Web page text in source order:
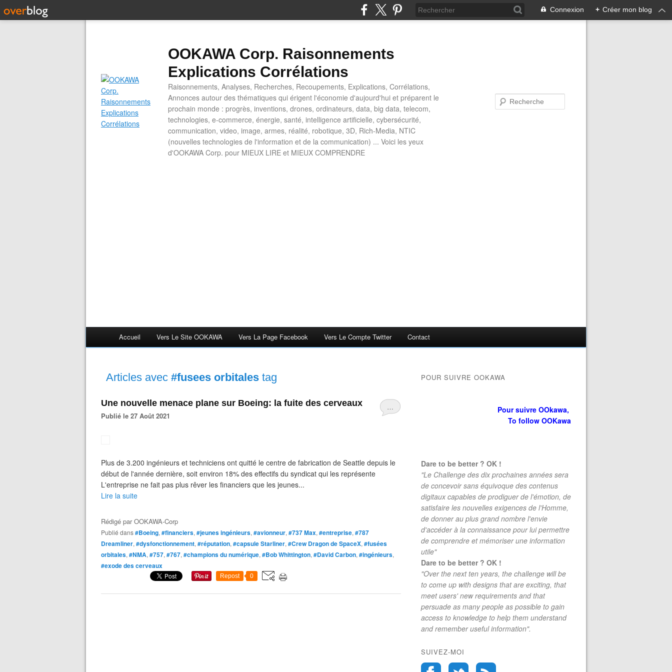
Connexion + Créer mon blog
OOKAWA Corp. Raisonnements
Explications Corrélations
Raisonnements, Analyses, Recherches, Recoupements, Explications, Corrélations,
Annonces autour des thématiques qui érigent l'économie d'aujourd'hui et préparent le
prochain monde : progrès, inventions, drones, ordinateurs, data, big data, telecom,
technologies, e-commerce, énergie, santé, intelligence artificielle, cybersécurité,
communication, video, image, armes, réalité, robotique, 3D, Rich-Media, NTIC
(nouvelles technologies de l'information et de la communication) ... Voici les yeux
d'OOKAWA Corp. pour MIEUX LIRE et MIEUX COMPRENDRE
Accueil Vers Le Site OOKAWA Vers La Page Facebook Vers Le Compte Twitter Contact
Articles avec #fusees orbitales tag
…
Une nouvelle menace plane sur Boeing: la fuite des cerveaux
Publié le 27 Août 2021
Plus de 3.200 ingénieurs et techniciens ont quitté le centre de fabrication de Seattle depuis le
début de l'année dernière, soit environ 18% des effectifs du syndicat qui les représente
L'entreprise ne fait pas plus rêver les financiers que les jeunes...
Lire la suite
Rédigé parOOKAWA-Corp
Publié dans#Boeing, #financiers, #jeunes ingénieurs, #avionneur, #737 Max, #entreprise, #787
Dreamliner, #dysfonctionnement, #réputation, #capsule Starliner, #Crew Dragon de SpaceX, #fusées
orbitales, #NMA, #757, #767, #champions du numérique, #Bob Whittington, #David Carbon, #ingénieurs,
#exode des cerveaux
Repost 0
POUR SUIVRE OOKAWA
Pour suivre OOkawa,
To follow OOKawa
Dare to be better ? OK !
"Le Challenge des dix prochaines années sera
de concevoir sans équivoque des contenus
digitaux capables de prodiguer de l'émotion, de
satisfaire les nouvelles exigences de l'Homme,
de donner au plus grand nombre l'envie
d'accéder à la connaissance pour lui permettre
de comprendre et mémoriser une information
utile"
Dare to be better ? OK !
"Over the next ten years, the challenge will be
to come up with designs that are exciting, that
meet users' new requirements and that
persuade as many people as possible to gain
access to knowledge to help them understand
and remember useful information".
SUIVEZ-MOI